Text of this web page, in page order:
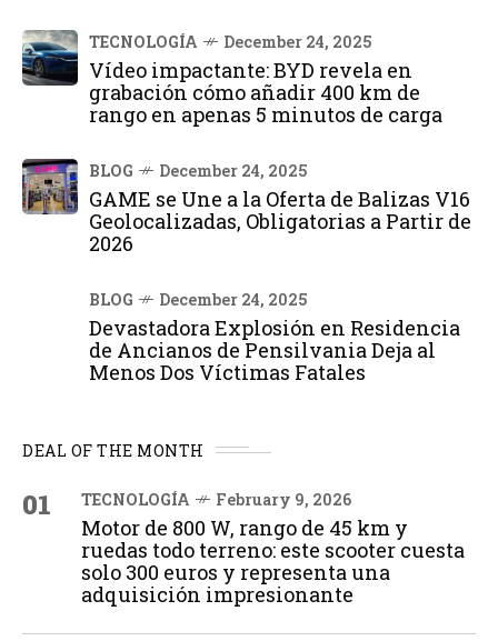
TECNOLOGÍA December 24, 2025
Vídeo impactante: BYD revela en
grabación cómo añadir 400 km de
rango en apenas 5 minutos de carga
BLOG December 24, 2025
GAME se Une a la Oferta de Balizas V16
Geolocalizadas, Obligatorias a Partir de
2026
BLOG December 24, 2025
Devastadora Explosión en Residencia
de Ancianos de Pensilvania Deja al
Menos Dos Víctimas Fatales
DEAL OF THE MONTH
01 TECNOLOGÍA February 9, 2026
Motor de 800 W, rango de 45 km y
ruedas todo terreno: este scooter cuesta
solo 300 euros y representa una
adquisición impresionante